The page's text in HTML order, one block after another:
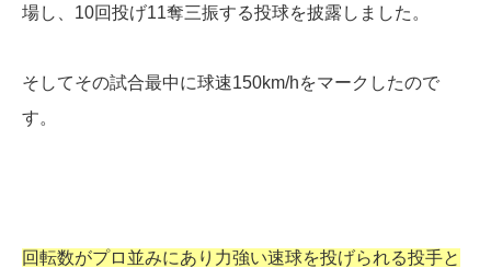
場し、10回投げ11奪三振する投球を披露しました。
そしてその試合最中に球速150km/hをマークしたので
す。
回転数がプロ並みにあり力強い速球を投げられる投手と